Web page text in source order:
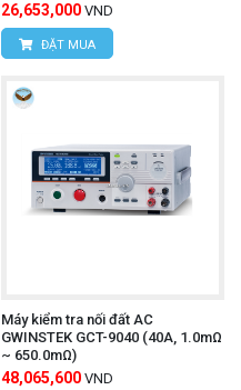
26,653,000 VND
ĐẶT MUA
Máy kiểm tra nối đất AC
GWINSTEK GCT-9040 (40A, 1.0mΩ
~ 650.0mΩ)
48,065,600 VND